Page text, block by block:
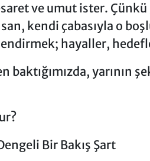
ve umut ister.
kendi çabasıyla o
hayaller,
baktığımızda, yarının
Bir Bakış Şart